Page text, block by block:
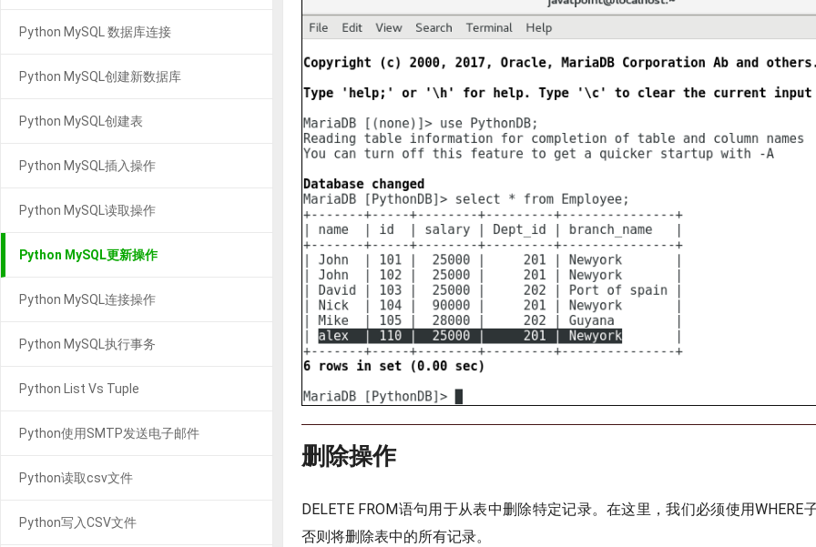
删除操作
DELETE FROM语句用于从表中删除特定记录。在这里，我们必须使用WHERE
否则将删除表中的所有记录。
Python MySQL 数据库连接
Python MySQL创建新数据库
Python MySQL创建表
Python MySQL插入操作
Python MySQL读取操作
Python MySQL更新操作
Python MySQL连接操作
Python MySQL执行事务
Python List Vs Tuple
Python使用SMTP发送电子邮件
Python读取csv文件
Python写入CSV文件